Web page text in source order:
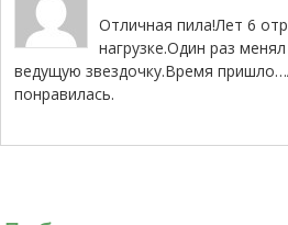
Отличная пила!Лет 6
нагрузке.Один раз
ведущую звездочку.Время
понравилась.